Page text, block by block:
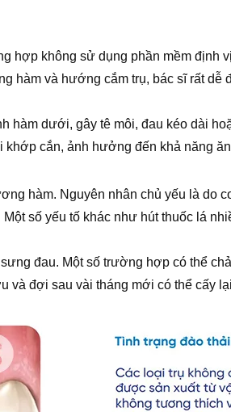
hợp không sử dụng phần mềm định
hàm và hướng cắm trụ, bác sĩ rất dễ
hàm dưới, gây tê môi, đau kéo dài
cắn, ảnh hưởng đến khả năng
hàm. Nguyên nhân chủ yếu là do
số yếu tố khác như hút thuốc lá
đau. Một số trường hợp có thể
và đợi sau vài tháng mới có thể cấy